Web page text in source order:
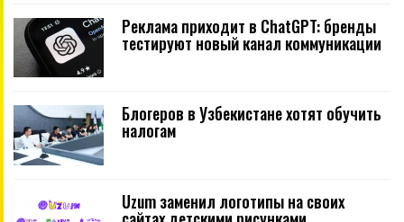
Реклама приходит в ChatGPT: бренды
тестируют новый канал коммуникации
Блогеров в Узбекистане хотят обучить
налогам
Uzum заменил логотипы на своих